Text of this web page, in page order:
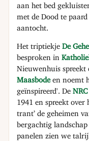
aan het bed
met de Dood te
aantocht.
Het triptiekjeDe
besproken in
Nieuwenhuis
Maasbode en noemt
geïnspireerd'. DeNRC
1941 en spreekt over
trant’ de geheimen
bergachtig
panelen zien we